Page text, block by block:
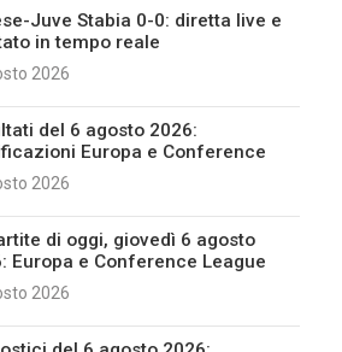
Juve Stabia 0-0: diretta live e
in tempo reale
2026
del 6 agosto 2026:
Europa e Conference
2026
di oggi, giovedì 6 agosto
Europa e Conference League
2026